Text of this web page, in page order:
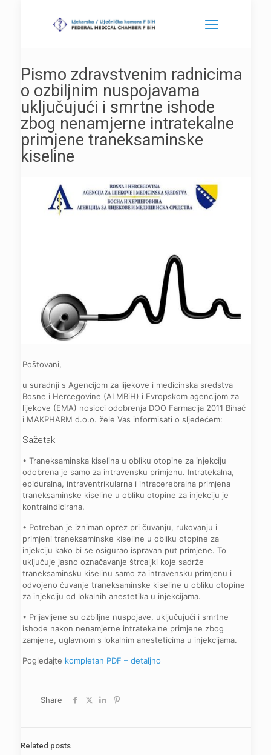
Pismo zdravstvenim radnicima
o ozbiljnim nuspojavama
uključujući i smrtne ishode
zbog nenamjerne intratekalne
primjene traneksaminske
kiseline
Poštovani,
u suradnji s Agencijom za lijekove i medicinska sredstva
Bosne i Hercegovine (ALMBiH) i Evropskom agencijom za
lijekove (EMA) nosioci odobrenja DOO Farmacija 2011 Bihać
i MAKPHARM d.o.o. žele Vas informisati o sljedećem:
Sažetak
• Traneksaminska kiselina u obliku otopine za injekciju
odobrena je samo za intravensku primjenu. Intratekalna,
epiduralna, intraventrikularna i intracerebralna primjena
traneksaminske kiseline u obliku otopine za injekciju je
kontraindicirana.
• Potreban je izniman oprez pri čuvanju, rukovanju i
primjeni traneksaminske kiseline u obliku otopine za
injekciju kako bi se osigurao ispravan put primjene. To
uključuje jasno označavanje štrcaljki koje sadrže
traneksaminsku kiselinu samo za intravensku primjenu i
odvojeno čuvanje traneksaminske kiseline u obliku otopine
za injekciju od lokalnih anestetika u injekcijama.
• Prijavljene su ozbiljne nuspojave, uključujući i smrtne
ishode nakon nenamjerne intratekalne primjene zbog
zamjene, uglavnom s lokalnim anesteticima u injekcijama.
Pogledajte kompletan PDF – detaljno
Share
Related posts